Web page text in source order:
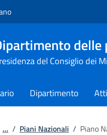
delle
del Consiglio dei
Dipartimento
... / Piani Nazionali / Piano